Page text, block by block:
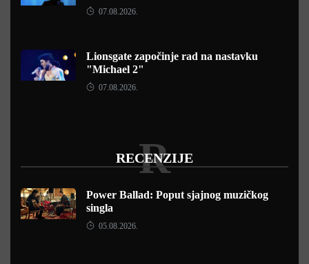
07.08.2026.
Lionsgate započinje rad na nastavku
"Michael 2"
07.08.2026.
RECENZIJE
R
Power Ballad: Poput sjajnog muzičkog
singla
05.08.2026.